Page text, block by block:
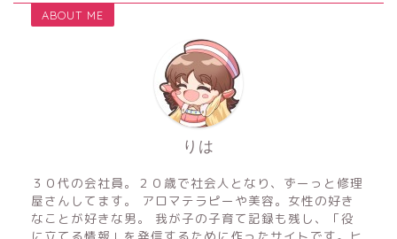
ABOUT ME
りは
３０代の会社員。２０歳で社会人となり、ずーっと修理
屋さんしてます。 アロマテラピーや美容。女性の好き
なことが好きな男。 我が子の子育て記録も残し、「役